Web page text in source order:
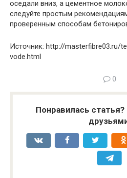
оседали вниз, а цементное
следуйте простым
проверенным способам
Источник: http://masterfibre03.ru/
vode.html
0
Понравилась